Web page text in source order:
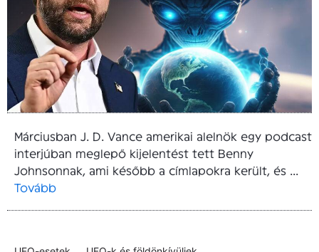
Márciusban J. D. Vance amerikai alelnök egy podcast
interjúban meglepő kijelentést tett Benny
Johnsonnak, ami később a címlapokra került, és ...
Tovább